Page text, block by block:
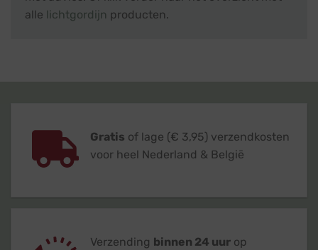
alle lichtgordijn producten.
Gratis of lage (€ 3,95) verzendkosten
voor heel Nederland & België
Verzending binnen 24 uur op